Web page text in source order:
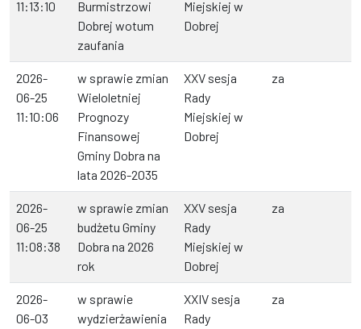
11:13:10
Burmistrzowi
Dobrej wotum
zaufania
Miejskiej w
Dobrej
2026-
06-25
11:10:06
w sprawie zmian
Wieloletniej
Prognozy
Finansowej
Gminy Dobra na
lata 2026-2035
XXV sesja
Rady
Miejskiej w
Dobrej
za
2026-
06-25
11:08:38
w sprawie zmian
budżetu Gminy
Dobra na 2026
rok
XXV sesja
Rady
Miejskiej w
Dobrej
za
2026-
06-03
w sprawie
wydzierżawienia
XXIV sesja
Rady
za